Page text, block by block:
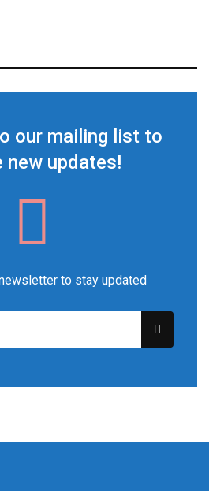
our mailing list to
new updates!
to stay updated